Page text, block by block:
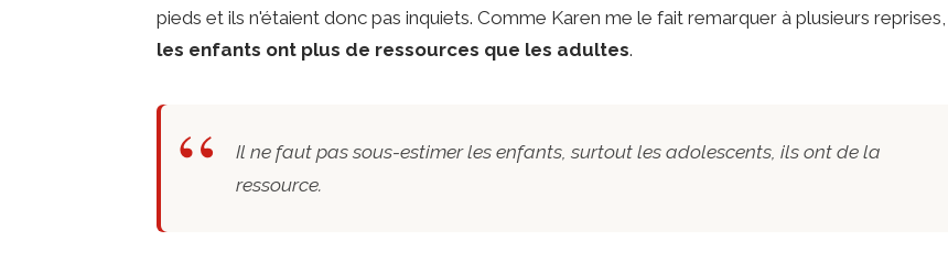
pieds et ils n'étaient donc pas inquiets. Comme Karen me le fait remarquer à plusieurs reprises,
les enfants ont plus de ressources que les adultes.
Il ne faut pas sous-estimer les enfants, surtout les adolescents, ils ont de la
ressource.